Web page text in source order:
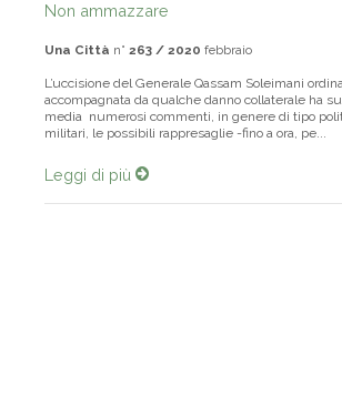
Non ammazzare
Una Città n° 263 / 2020 febbraio
L’uccisione del Generale Qassam Soleimani
accompagnata da qualche danno collaterale ha
media numerosi commenti, in genere di tipo
militari, le possibili rappresaglie -fino a ora, pe...
Leggi di più